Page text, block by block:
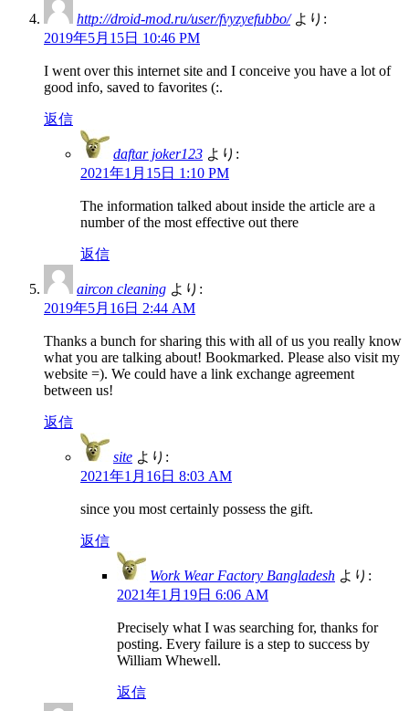
http://droid-mod.ru/user/fvyzyefubbo/ より:
2019年5月15日 10:46 PM
I went over this internet site and I conceive you have a lot of
good info, saved to favorites (:.
返信
daftar joker123 より:
2021年1月15日 1:10 PM
The information talked about inside the article are a
number of the most effective out there
返信
aircon cleaning より:
2019年5月16日 2:44 AM
Thanks a bunch for sharing this with all of us you really know
what you are talking about! Bookmarked. Please also visit my
website =). We could have a link exchange agreement
between us!
返信
site より:
2021年1月16日 8:03 AM
since you most certainly possess the gift.
返信
Work Wear Factory Bangladesh より:
2021年1月19日 6:06 AM
Precisely what I was searching for, thanks for
posting. Every failure is a step to success by
William Whewell.
返信